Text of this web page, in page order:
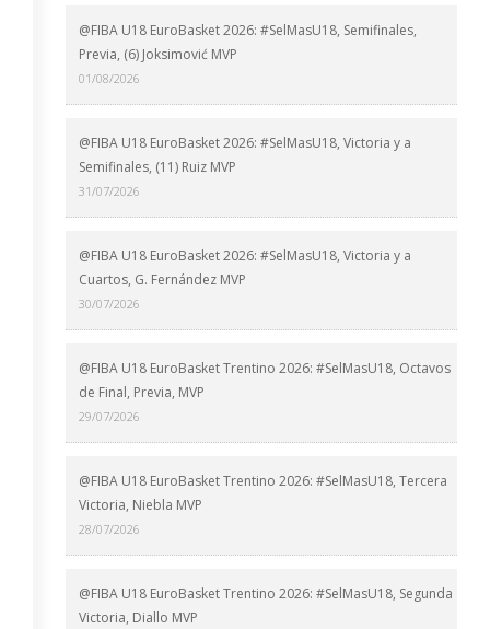
@FIBA U18 EuroBasket 2026: #SelMasU18, Semifinales,
Previa, (6) Joksimović MVP
01/08/2026
@FIBA U18 EuroBasket 2026: #SelMasU18, Victoria y a
Semifinales, (11) Ruiz MVP
31/07/2026
@FIBA U18 EuroBasket 2026: #SelMasU18, Victoria y a
Cuartos, G. Fernández MVP
30/07/2026
@FIBA U18 EuroBasket Trentino 2026: #SelMasU18, Octavos
de Final, Previa, MVP
29/07/2026
@FIBA U18 EuroBasket Trentino 2026: #SelMasU18, Tercera
Victoria, Niebla MVP
28/07/2026
@FIBA U18 EuroBasket Trentino 2026: #SelMasU18, Segunda
Victoria, Diallo MVP